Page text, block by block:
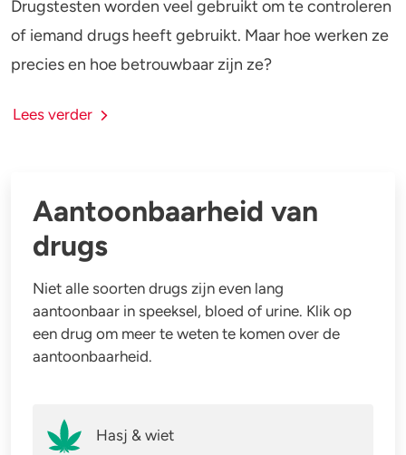
Drugstesten worden veel gebruikt om te controleren
of iemand drugs heeft gebruikt. Maar hoe werken ze
precies en hoe betrouwbaar zijn ze?
Lees verder
Aantoonbaarheid van
drugs
Niet alle soorten drugs zijn even lang
aantoonbaar in speeksel, bloed of urine. Klik op
een drug om meer te weten te komen over de
aantoonbaarheid.
Hasj & wiet